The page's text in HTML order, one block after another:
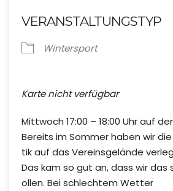
VERANSTALTUNGSTYP
Wintersport
Karte nicht verfügbar
Mittwoch 17:00 – 18:00 Uhr auf
Bereits im Sommer haben wir
tik auf das Vereinsgelände
Das kam so gut an, dass wir
ollen. Bei schlechtem Wetter